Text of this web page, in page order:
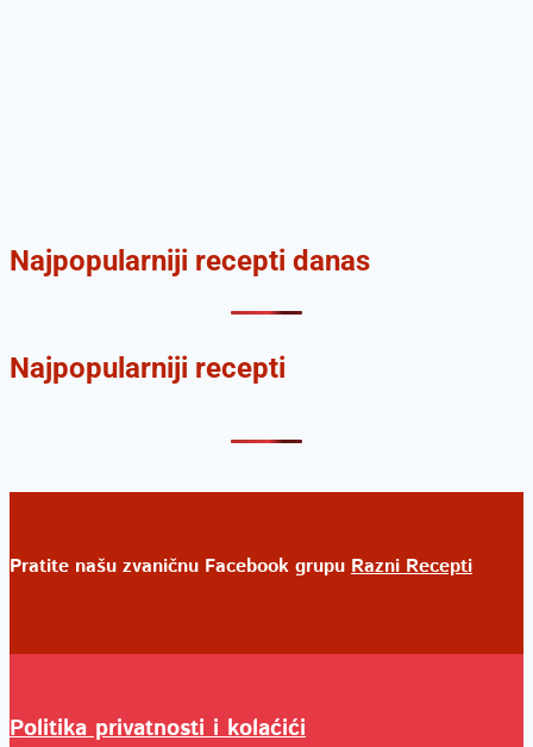
Najpopularniji recepti danas
Najpopularniji recepti
Pratite našu zvaničnu Facebook grupu Razni Recepti
Politika privatnosti i kolaćići